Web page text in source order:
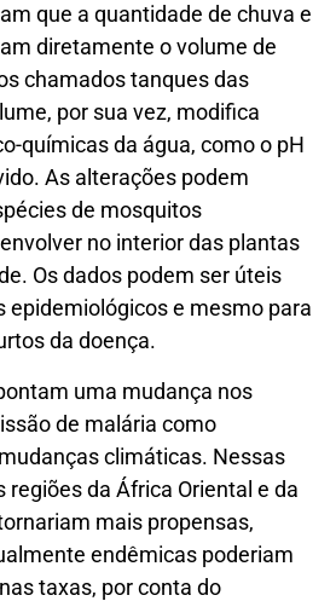
que a quantidade de chuva e
diretamente o volume de
chamados tanques das
por sua vez, modifica
químicas da água, como o pH
As alterações podem
de mosquitos
no interior das plantas
Os dados podem ser úteis
epidemiológicos e mesmo para
da doença.
uma mudança nos
de malária como
climáticas. Nessas
regiões da África Oriental e da
mais propensas,
endêmicas poderiam
taxas, por conta do